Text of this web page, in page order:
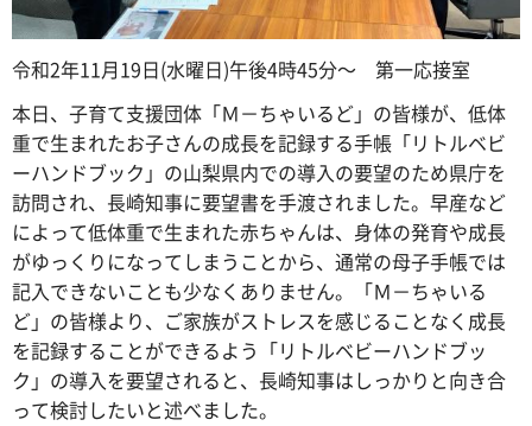
令和2年11月19日(水曜日)午後4時45分～ 第一応接室
本日、子育て支援団体「Ｍ－ちゃいるど」の皆様が、低体
重で生まれたお子さんの成長を記録する手帳「リトルベビ
ーハンドブック」の山梨県内での導入の要望のため県庁を
訪問され、長崎知事に要望書を手渡されました。早産など
によって低体重で生まれた赤ちゃんは、身体の発育や成長
がゆっくりになってしまうことから、通常の母子手帳では
記入できないことも少なくありません。「Ｍ－ちゃいる
ど」の皆様より、ご家族がストレスを感じることなく成長
を記録することができるよう「リトルベビーハンドブッ
ク」の導入を要望されると、長崎知事はしっかりと向き合
って検討したいと述べました。